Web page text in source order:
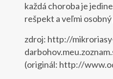
každá choroba je
rešpekt a veľmi osobný
zdroj: http://
(originál: http://